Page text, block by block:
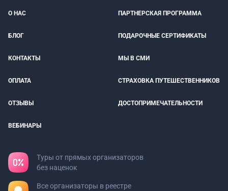
О НАС ПАРТНЕРСКАЯ ПРОГРАММА
БЛОГ ПОДАРОЧНЫЕ СЕРТИФИКАТЫ
КОНТАКТЫ МЫ В СМИ
ОПЛАТА СТРАХОВКА ПУТЕШЕСТВЕННИКОВ
ОТЗЫВЫ ДОСТОПРИМЕЧАТЕЛЬНОСТИ
ВЕБИНАРЫ
Туры от прямых организаторов
без наценок
Все организаторы в реестре